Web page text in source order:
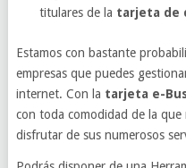
titulares de la tarjeta de
Estamos con bastante
empresas que puedes
internet. Con la tarjeta e-
con toda comodidad de la
disfrutar de sus numerosos